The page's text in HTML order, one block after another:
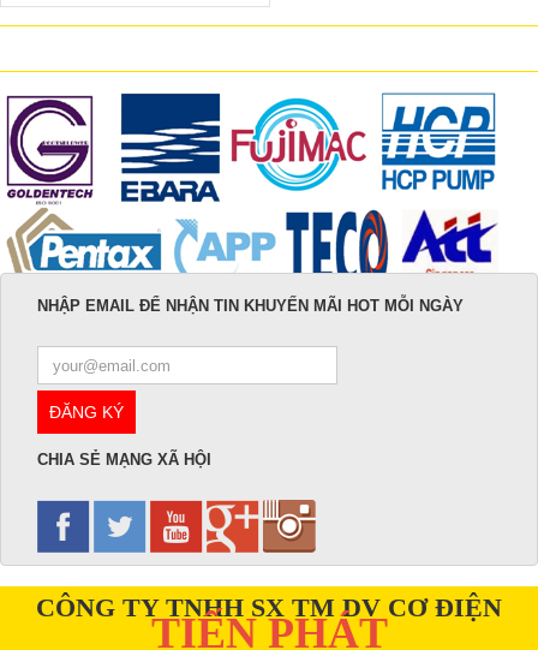
NHẬP EMAIL ĐỂ NHẬN TIN KHUYẾN MÃI HOT MỖI NGÀY
CHIA SẺ MẠNG XÃ HỘI
CÔNG TY TNHH SX TM DV CƠ ĐIỆN
TIẾN PHÁT